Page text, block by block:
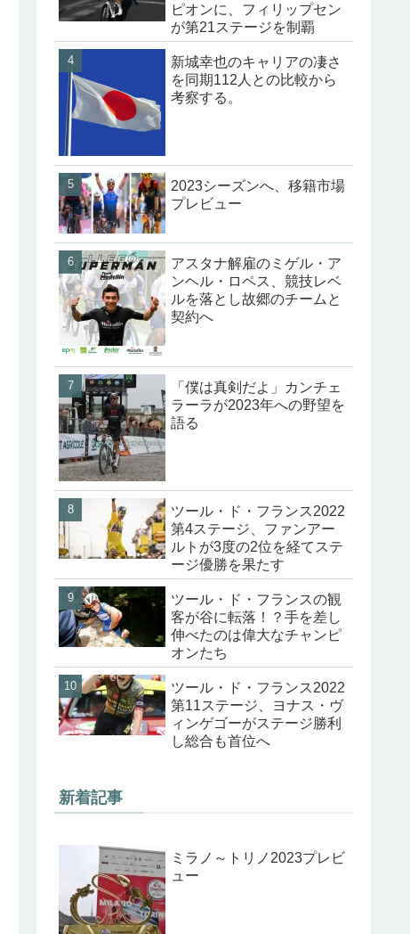
ピオンに、フィリップセン
が第21ステージを制覇
新城幸也のキャリアの凄さ
を同期112人との比較から
考察する。
2023シーズンへ、移籍市場
プレビュー
アスタナ解雇のミゲル・ア
ンヘル・ロペス、競技レベ
ルを落とし故郷のチームと
契約へ
「僕は真剣だよ」カンチェ
ラーラが2023年への野望を
語る
ツール・ド・フランス2022
第4ステージ、ファンアー
ルトが3度の2位を経てステ
ージ優勝を果たす
ツール・ド・フランスの観
客が谷に転落！？手を差し
伸べたのは偉大なチャンピ
オンたち
ツール・ド・フランス2022
第11ステージ、ヨナス・ヴ
ィンゲゴーがステージ勝利
し総合も首位へ
新着記事
ミラノ～トリノ2023プレビ
ュー